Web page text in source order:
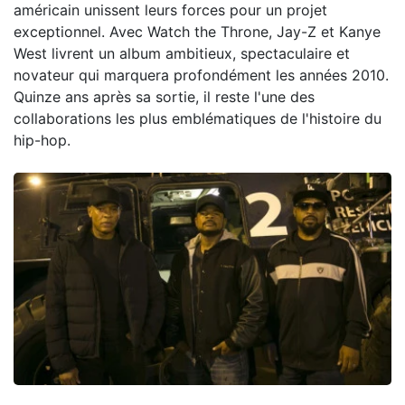
américain unissent leurs forces pour un projet
exceptionnel. Avec Watch the Throne, Jay-Z et Kanye
West livrent un album ambitieux, spectaculaire et
novateur qui marquera profondément les années 2010.
Quinze ans après sa sortie, il reste l'une des
collaborations les plus emblématiques de l'histoire du
hip-hop.